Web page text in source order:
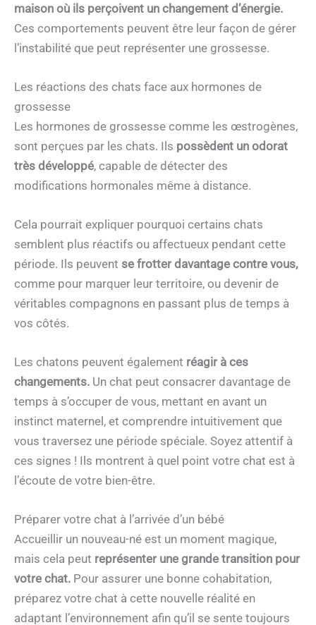
maison où ils perçoivent un changement d’énergie.
Ces comportements peuvent être leur façon de gérer
l’instabilité que peut représenter une grossesse.
Les réactions des chats face aux hormones de
grossesse
Les hormones de grossesse comme les œstrogènes,
sont perçues par les chats. Ils possèdent un odorat
très développé, capable de détecter des
modifications hormonales même à distance.
Cela pourrait expliquer pourquoi certains chats
semblent plus réactifs ou affectueux pendant cette
période. Ils peuvent se frotter davantage contre vous,
comme pour marquer leur territoire, ou devenir de
véritables compagnons en passant plus de temps à
vos côtés.
Les chatons peuvent également réagir à ces
changements. Un chat peut consacrer davantage de
temps à s’occuper de vous, mettant en avant un
instinct maternel, et comprendre intuitivement que
vous traversez une période spéciale. Soyez attentif à
ces signes ! Ils montrent à quel point votre chat est à
l’écoute de votre bien-être.
Préparer votre chat à l’arrivée d’un bébé
Accueillir un nouveau-né est un moment magique,
mais cela peut représenter une grande transition pour
votre chat. Pour assurer une bonne cohabitation,
préparez votre chat à cette nouvelle réalité en
adaptant l’environnement afin qu’il se sente toujours